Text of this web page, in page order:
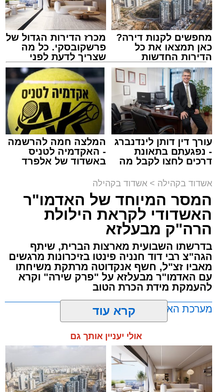
המרכז למורשת
מנהל האתר / 10:42 06.08.26
תגים:המרכז למורשת, "מהות"
ימים ספורים לתום בין הזמנים אב שהיה גדוש
בפעילויות שונות ומגוונות, במוצאי שבת הקרוב,
מלכה על ידי "המרכז למורשת" בראשות מ"מ ראש
העיר הרב אבי אמסלם בשיתוף הרשות העירונית
'מהות' בראשות חבר מועצת העיר הרב מני אזולאי.
האירוע הענק יתקיים כאמור ע"י 'המרכז למורשת'
ובשיתוף רשת ישיבות בין הזמנים 'חזון עובדיה'
מבית הרשות העירונית 'מהות' במסגרתה פועלות
עשרות נקודות של ישיבות בין הזמנים ברחבי העיר
שבהם לומדים מאות בחורי ישיבות ומתעלים
בתורה גם בימי החופש.
במופע סיום בין הזמנים שישולב עם מלווה מלכה
מוזיקלי יופיעו על במה אחת ענקי הזמר והרגש,
בנצי שטיין, יצחק בן ארזה ושמוליק קליין בליווי
תזמורת מורחבת בניצוחו של מאסטרו דני אבידני.
מחפשים לקנות דירה?
כאן תמצאו את כל
הדירות החדשות
למכירה באשדוד >>>
מכרז הדירות הגדול של
פרשקובסקי. כל מה
שצריך לדעת לפני
שמגישים הצעה לדירה
באשדוד
עורך דין דותן לינדנברג
- נפגעתם בתאונת
דרכים לחצו לקבל מה
המלצה חמה להרשמה
- האקדמיה לטניס
באשדוד של אלפרד
אשדוד בקהילה > אשדוד בקהילה
המסר המיוחד של האדמו"ר
האשדודי לקראת הילולת
הרה"ק מבעלזא
בדרשתו השבועית מארצות הברית, שיתף
הגה"צ רבי דוד חנניה פינטו בזיכרונות מרגשים
מאביו זצ"ל, חשף אנקדוטה מרתקת משיחתו
עם האדמו"ר מבעלזא על "פרק שירה" וקרא
להעמקת מידת הכרת הטוב
מערכת האתר / 00:23 06.08.26
תגים:אשדוד, בעלזא, הילולא
קרא עוד
אולי יעניין אותך גם